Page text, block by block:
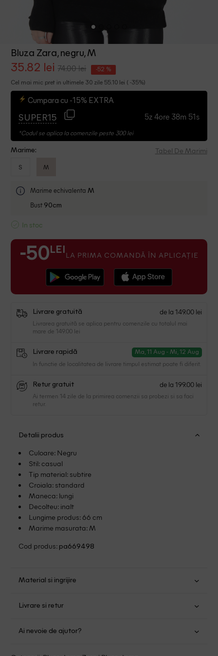
Bluza Zara, negru, M
35.82 lei 74.00 lei -52 %
Cel mai mic pret in ultimele 30 zile 55.10 lei ( -35%)
Cumpara cu -15% EXTRA
SUPER15 5z 4ore 38m 50s
*Codul se aplica la comenzile peste 300 lei
Marime: Tabel De Marimi
S M
Marime echivalenta M
Bust 90cm
In stoc
-50 LEI LA PRIMA COMANDĂ ÎN APLICAȚIE
Livrare gratuită de la 149.00 lei
Livrarea gratuită se aplica pentru comenzile cu totalul mai
mare de 149.00 lei
Livrare rapidă Ma, 11 Aug - Mi, 12 Aug
In functie de localitatea de livrare timpul estimat poate fi diferit.
Retur gratuit de la 199.00 lei
Ai termen 14 zile de la primirea comenzii sa probezi si sa faci
retur.
Detalii produs
Culoare: Negru
Stil: casual
Tip material: subtire
Croiala: standard
Maneca: lungi
Decolteu: inalt
Lungime produs: 66 cm
Marime masurata: M
Cod produs: pa669498
Material si ingrijire
Nu folositi inalbitor
Nu uscati in uscator
Livrare si retur
mare de 149.00 lei.
Ai nevoie de ajutor?